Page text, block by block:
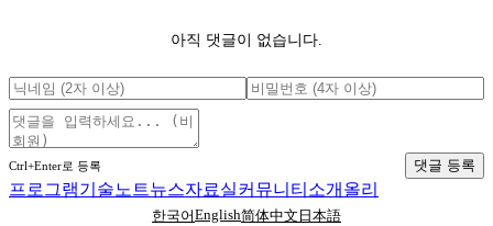
아직 댓글이 없습니다.
Ctrl+Enter로 등록 댓글 등록
프로그램기술노트뉴스자료실커뮤니티 소개 올리
한국어English简体中文 日本語